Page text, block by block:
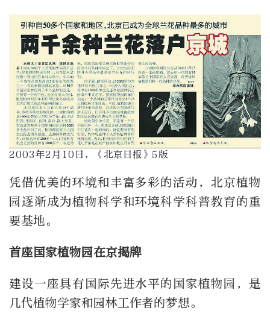
2003年2月10日，《北京日报》5版
凭借优美的环境和丰富多彩的活动，北京植物
园逐渐成为植物科学和环境科学科普教育的重
要基地。
首座国家植物园在京揭牌
建设一座具有国际先进水平的国家植物园，是
几代植物学家和园林工作者的梦想。